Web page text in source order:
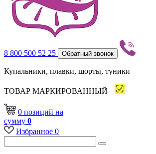
8 800 500 52 25 Обратный звонок
Купальники, плавки, шорты, туники
ТОВАР МАРКИРОВАННЫЙ
0 позиций на
сумму 0
Избранное 0